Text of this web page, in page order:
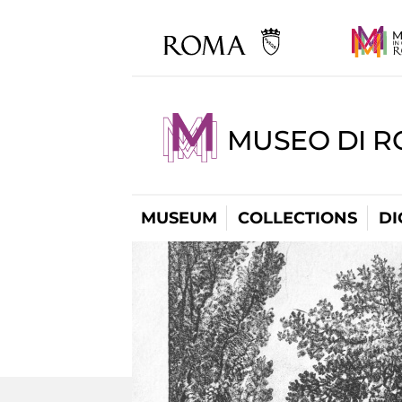
MUSEO DI
MUSEUM COLLECTIONS